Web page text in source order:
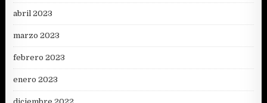
abril 2023
marzo 2023
febrero 2023
enero 2023